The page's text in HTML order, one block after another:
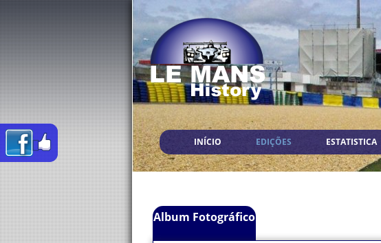
INÍCIO EDIÇÕES ESTATISTICA
Album Fotográfico